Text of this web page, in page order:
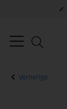
Vorherige